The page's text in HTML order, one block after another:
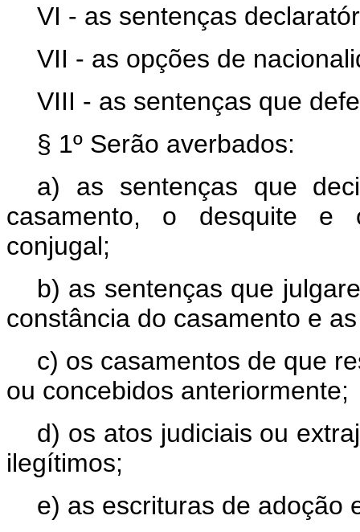
VI - as sentenças
VII - as opções de
VIII - as sentenças que
§ 1º Serão averbados:
a) as sentenças que
casamento, o desquite e
conjugal;
b) as sentenças que
constância do casamento e
c) os casamentos de que
ou concebidos anteriormente;
d) os atos judiciais ou
ilegítimos;
e) as escrituras de adoção